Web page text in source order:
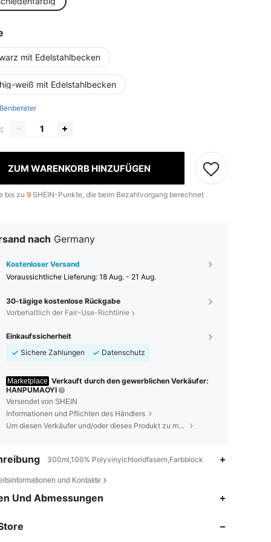
mit Edelstahlbecken
weiß mit Edelstahlbecken
ZUM WARENKORB HINZUFÜGEN
bis zu 9 SHEIN-Punkte, die beim Bezahlvorgang berechnet
nach Germany
Kostenloser Versand
Voraussichtliche Lieferung: 18 Aug. - 21 Aug.
30-tägige kostenlose Rückgabe
Vorbehaltlich der Fair-Use-Richtlinie
Einkaufssicherheit
Sichere Zahlungen
Datenschutz
Marketplace Verkauft durch den gewerblichen Verkäufer:
HANPUMAOYI
Versendet von SHEIN
Informationen und Pflichten des Händlers
Um diesen Verkäufer und/oder dieses Produkt zu melden
300ml,100% Polyvinylchloridfasern,Farbblock
und Kontakte
Und Abmessungen
4,84 20
4,84